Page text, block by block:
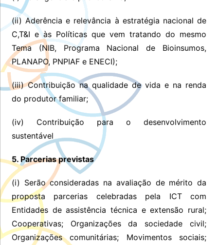
(ii) Aderência e relevância à estratégia nacional de
C,T&I e às Políticas que vem tratando do mesmo
Tema (NIB, Programa Nacional de Bioinsumos,
PLANAPO, PNPIAF e ENECI);
(iii) Contribuição na qualidade de vida e na renda
do produtor familiar;
(iv) Contribuição para o desenvolvimento
sustentável
5. Parcerias previstas
(i) Serão consideradas na avaliação de mérito da
proposta parcerias celebradas pela ICT com
Entidades de assistência técnica e extensão rural;
Cooperativas; Organizações da sociedade civil;
Organizações comunitárias; Movimentos sociais;